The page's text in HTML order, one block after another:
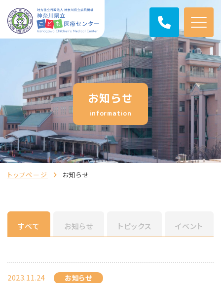
お知らせ
information
トップページ お知らせ
すべて お知らせ トピックス イベント
2023.11.24 お知らせ